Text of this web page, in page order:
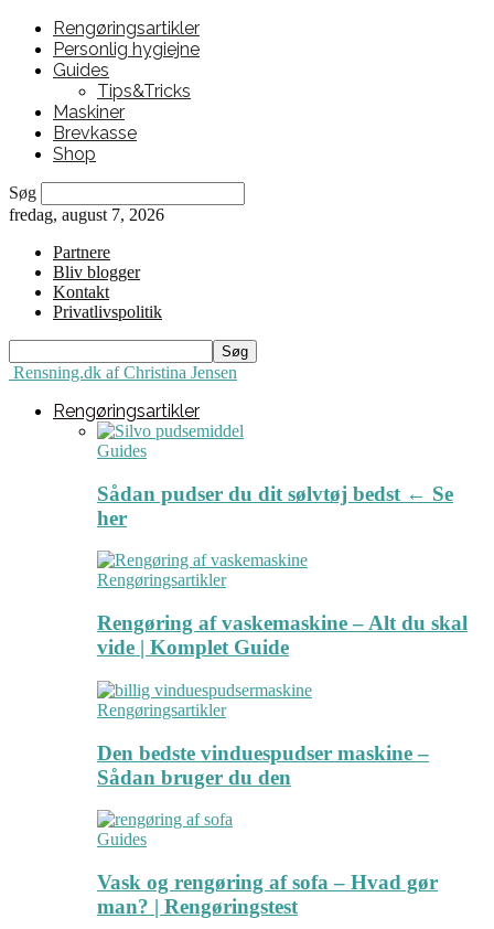
Rengøringsartikler
Personlig hygiejne
Guides
Tips&Tricks
Maskiner
Brevkasse
Shop
Søg
fredag, august 7, 2026
Partnere
Bliv blogger
Kontakt
Privatlivspolitik
Rensning.dk af Christina Jensen
Rengøringsartikler
Guides
Sådan pudser du dit sølvtøj bedst ← Se
her
Rengøringsartikler
Rengøring af vaskemaskine – Alt du skal
vide | Komplet Guide
Rengøringsartikler
Den bedste vinduespudser maskine –
Sådan bruger du den
Guides
Vask og rengøring af sofa – Hvad gør
man? | Rengøringstest